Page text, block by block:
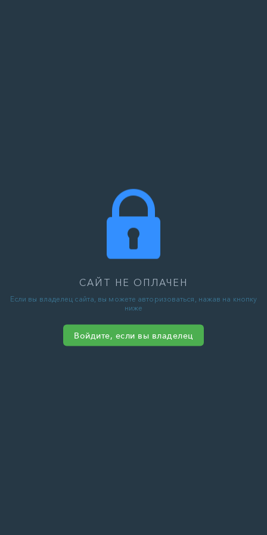
САЙТ НЕ ОПЛАЧЕН
Если вы владелец сайта, вы можете авторизоваться, нажав на кнопку
ниже
Войдите, если вы владелец